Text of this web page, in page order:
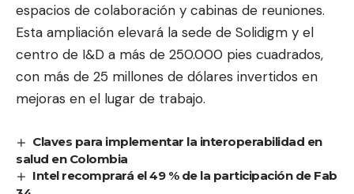
espacios de colaboración y cabinas de reuniones.
Esta ampliación elevará la sede de Solidigm y el
centro de I&D a más de 250.000 pies cuadrados,
con más de 25 millones de dólares invertidos en
mejoras en el lugar de trabajo.
Claves para implementar la interoperabilidad en
salud en Colombia
Intel recomprará el 49 % de la participación de Fab